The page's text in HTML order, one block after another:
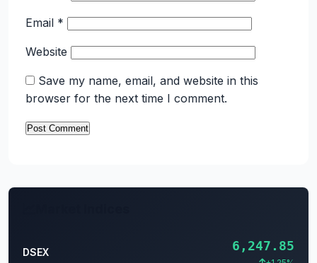
Email *
Website
Save my name, email, and website in this
browser for the next time I comment.
DSEX 6,247.85